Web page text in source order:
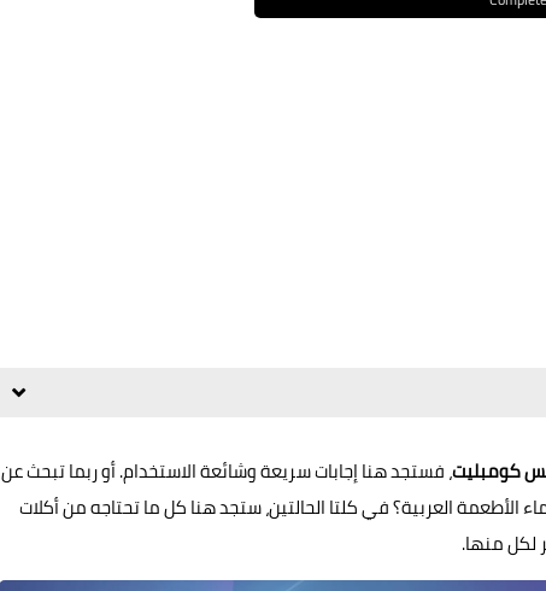
كومبليت، فستجد هنا إجابات سريعة وشائعة الاستخدام. أو ربما تبحث عن
العربية؟ في كلتا الحالتين، ستجد هنا كل ما تحتاجه من أكلات
لكل منها.